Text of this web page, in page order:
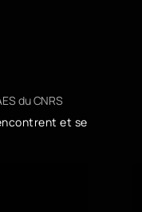
du CNRS
et se